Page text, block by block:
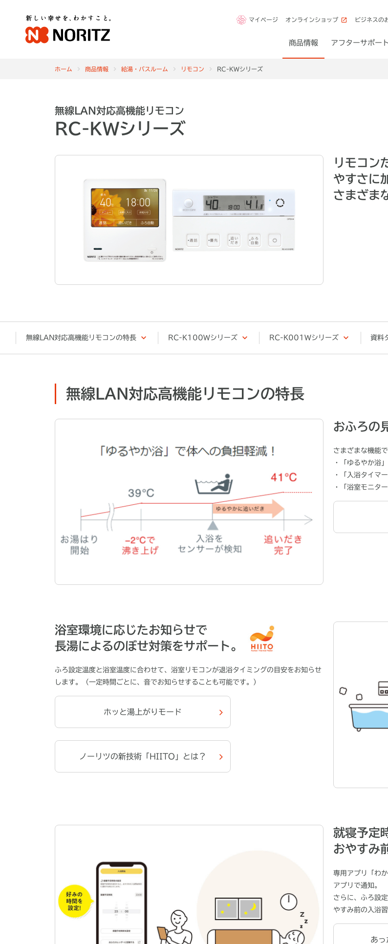
マイページ オンラインショップ ビジネスの
商品情報 アフターサポート
ホーム 商品情報 給湯・バスルーム リモコン RC-KWシリーズ
無線LAN対応高機能リモコン
RC-KWシリーズ
リモコン
やすさに
さまざま
無線LAN対応高機能リモコンの特長 RC-K100Wシリーズ RC-K001Wシリーズ 資料
無線LAN対応高機能リモコンの特長
おふろの
さまざまな機能
・「ゆるやか浴
・「入浴タイマ
・「浴室モニタ
浴室環境に応じたお知らせで
長湯によるのぼせ対策をサポート。
ふろ設定温度と浴室温度に合わせて、浴室リモコンが退浴タイミングの目安をお知らせ
します。（一定時間ごとに、音でお知らせすることも可能です。）
ホッと湯上がりモード
ノーリツの新技術「HIITO」とは？
就寝予定
おやすみ
専用アプリ「わ
アプリで通知。
さらに、ふろ設
やすみ前の入浴
あっ